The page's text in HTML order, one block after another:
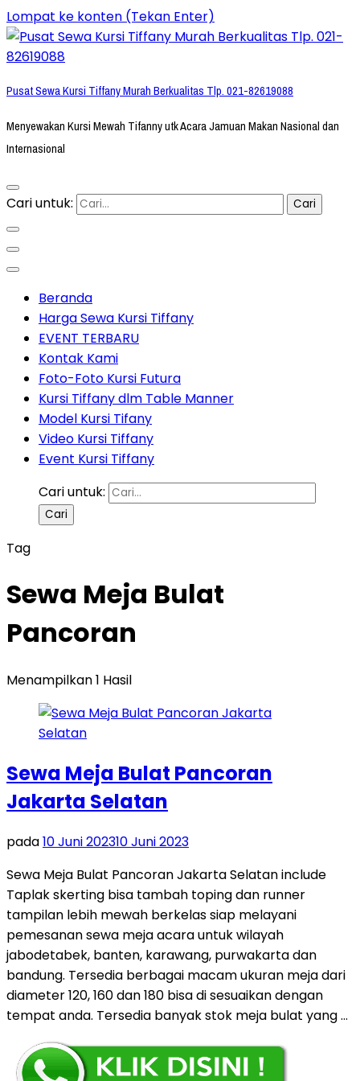
Lompat ke konten (Tekan Enter)
Pusat Sewa Kursi Tiffany Murah Berkualitas Tlp. 021-82619088
Menyewakan Kursi Mewah Tifanny utk Acara Jamuan Makan Nasional dan
Internasional
Cari untuk:
Beranda
Harga Sewa Kursi Tiffany
EVENT TERBARU
Kontak Kami
Foto-Foto Kursi Futura
Kursi Tiffany dlm Table Manner
Model Kursi Tifany
Video Kursi Tiffany
Event Kursi Tiffany
Cari untuk:
Tag
Sewa Meja Bulat
Pancoran
Menampilkan 1 Hasil
Sewa Meja Bulat Pancoran
Jakarta Selatan
pada10 Juni 202310 Juni 2023
Sewa Meja Bulat Pancoran Jakarta Selatan include
Taplak skerting bisa tambah toping dan runner
tampilan lebih mewah berkelas siap melayani
pemesanan sewa meja acara untuk wilayah
jabodetabek, banten, karawang, purwakarta dan
bandung. Tersedia berbagai macam ukuran meja dari
diameter 120, 160 dan 180 bisa di sesuaikan dengan
tempat anda. Tersedia banyak stok meja bulat yang …